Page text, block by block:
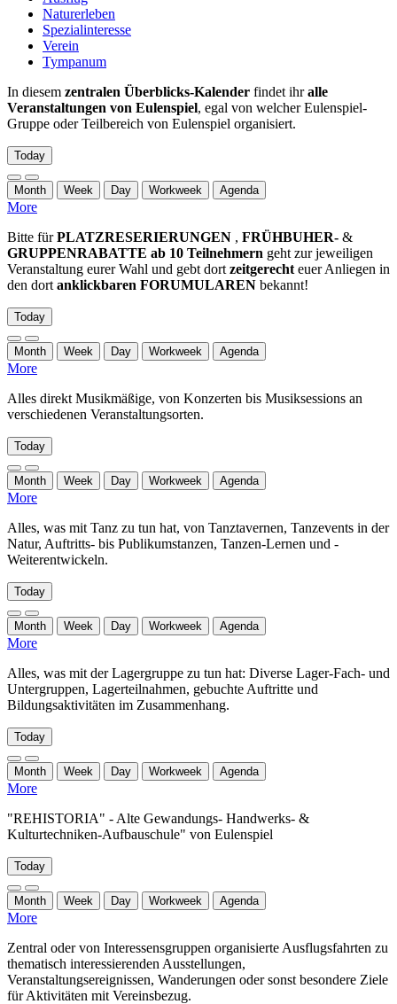
Naturerleben
Spezialinteresse
Verein
Tympanum
In diesem zentralen Überblicks-Kalender findet ihralle
Veranstaltungen von Eulenspiel, egal von welcher Eulenspiel-
Gruppe oder Teilbereich von Eulenspiel organisiert.
Today
Month Week Day Workweek Agenda
More
Bitte fürPLATZRESERIERUNGEN , FRÜHBUHER- &
GRUPPENRABATTE ab 10 Teilnehmern geht zur jeweiligen
Veranstaltung eurer Wahl und gebt dort zeitgerecht euer Anliegen in
den dort anklickbaren FORUMULAREN bekannt!
Today
Month Week Day Workweek Agenda
More
Alles direkt Musikmäßige, von Konzerten bis Musiksessions an
verschiedenen Veranstaltungsorten.
Today
Month Week Day Workweek Agenda
More
Alles, was mit Tanz zu tun hat, von Tanztavernen, Tanzevents in der
Natur, Auftritts- bis Publikumstanzen, Tanzen-Lernen und -
Weiterentwickeln.
Today
Month Week Day Workweek Agenda
More
Alles, was mit der Lagergruppe zu tun hat: Diverse Lager-Fach- und
Untergruppen, Lagerteilnahmen, gebuchte Auftritte und
Bildungsaktivitäten im Zusammenhang.
Today
Month Week Day Workweek Agenda
More
"REHISTORIA" - Alte Gewandungs- Handwerks- &
Kulturtechniken-Aufbauschule" von Eulenspiel
Today
Month Week Day Workweek Agenda
More
Zentral oder von Interessensgruppen organisierte Ausflugsfahrten zu
thematisch interessierenden Ausstellungen,
Veranstaltungsereignissen, Wanderungen oder sonst besondere Ziele
für Aktivitäten mit Vereinsbezug.